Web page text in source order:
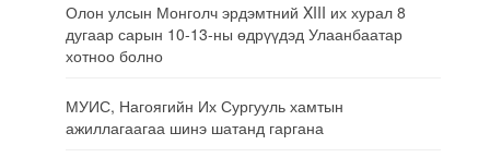
Олон улсын Монголч эрдэмтний XIII их хурал 8
дугаар сарын 10-13-ны өдрүүдэд Улаанбаатар
хотноо болно
МУИС, Нагоягийн Их Сургууль хамтын
ажиллагаагаа шинэ шатанд гаргана